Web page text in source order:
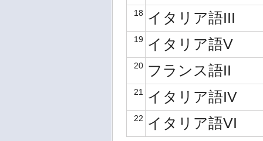
18 イタリア語III
19 イタリア語V
20 フランス語II
21 イタリア語IV
22 イタリア語VI